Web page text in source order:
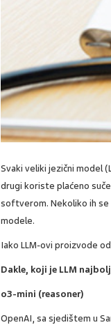
Svaki veliki jezični model
drugi koriste plaćeno
softverom. Nekoliko ih
modele.
Iako LLM-ovi proizvode
Dakle, koji je LLM
o3-mini (reasoner)
OpenAI, sa sjedištem u